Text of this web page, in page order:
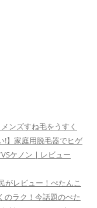
ンズすね毛をうすく
!】家庭用脱毛器でヒゲ
ケノン | レビュー
がレビュー！ぺたんこ
のラク！今話題のぺた